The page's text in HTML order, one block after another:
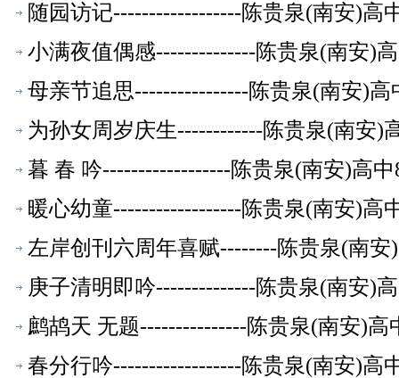
随园访记------------------陈贵泉(南安)高
小满夜值偶感--------------陈贵泉(南安)
母亲节追思----------------陈贵泉(南安)高
为孙女周岁庆生------------陈贵泉(南安)
暮 春 吟------------------陈贵泉(南安)高
暖心幼童------------------陈贵泉(南安)高
左岸创刊六周年喜赋--------陈贵泉(南安
庚子清明即吟--------------陈贵泉(南安)
鹧鸪天 无题---------------陈贵泉(南安)高
春分行吟------------------陈贵泉(南安)高